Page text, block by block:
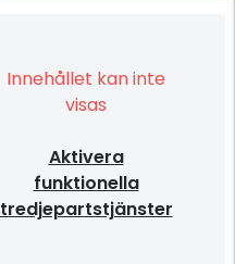
Innehållet kan inte
visas
Aktivera
funktionella
tredjepartstjänster